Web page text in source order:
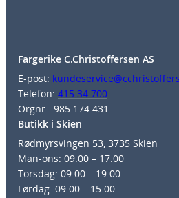
Fargerike C.Christoffersen AS
E-post:
Telefon: 415 34 700
Orgnr.: 985 174 431
Butikk i Skien
Rødmyrsvingen 53, 3735 Skien
Man-ons: 09.00 – 17.00
Torsdag: 09.00 – 19.00
Lørdag: 09.00 – 15.00